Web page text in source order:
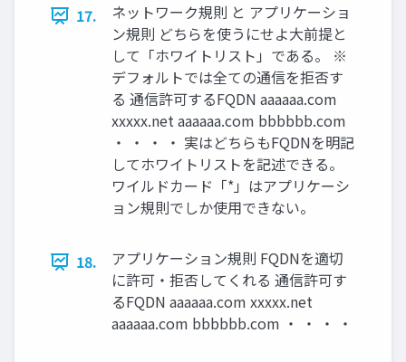
17.
ネットワーク規則 と アプリケーショ
ン規則 どちらを使うにせよ大前提と
して「ホワイトリスト」である。 ※
デフォルトでは全ての通信を拒否す
る 通信許可するFQDN aaaaaa.com
xxxxx.net aaaaaa.com bbbbbb.com
・ ・ ・ ・ 実はどちらもFQDNを明記
してホワイトリストを記述できる。
ワイルドカード「*」はアプリケーシ
ョン規則でしか使用できない。
18.
アプリケーション規則 FQDNを適切
に許可・拒否してくれる 通信許可す
るFQDN aaaaaa.com xxxxx.net
aaaaaa.com bbbbbb.com ・ ・ ・ ・